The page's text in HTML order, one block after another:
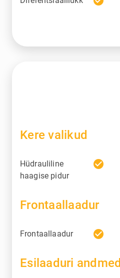
Kere valikud
Hüdrauliline
haagise pidur
check_circle
Frontaallaadur
Frontaallaadur check_circle
Esilaaduri andmed